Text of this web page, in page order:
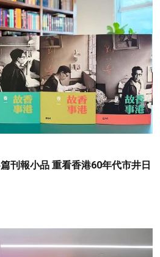
刊報小品 重看香港60年代市井日